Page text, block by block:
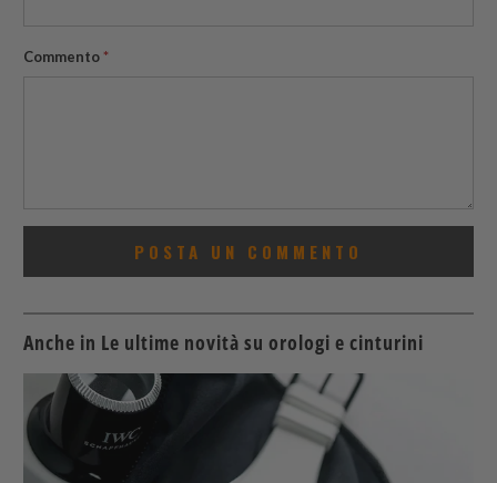
Commento *
Anche in Le ultime novità su orologi e cinturini